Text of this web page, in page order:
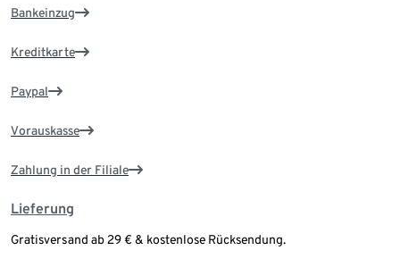
Bankeinzug
Kreditkarte
Paypal
Vorauskasse
Zahlung in der Filiale
Lieferung
Gratisversand ab 29 € & kostenlose Rücksendung.